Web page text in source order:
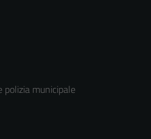
polizia municipale